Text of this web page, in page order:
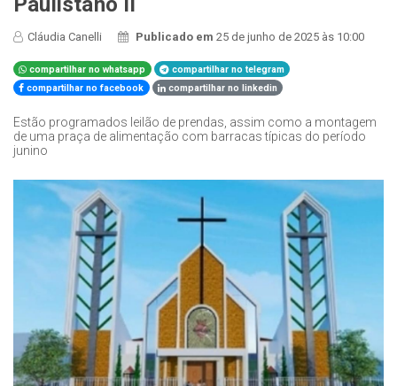
Cláudia Canelli Publicado em25 de junho de 2025 às 10:00
compartilhar no whatsapp
compartilhar no telegram
compartilhar no facebook
compartilhar no linkedin
Estão programados leilão de prendas, assim como a montagem
de uma praça de alimentação com barracas típicas do período
junino